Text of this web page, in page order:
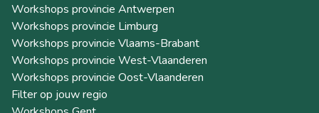
Workshops provincie Antwerpen
Workshops provincie Limburg
Workshops provincie Vlaams-Brabant
Workshops provincie West-Vlaanderen
Workshops provincie Oost-Vlaanderen
Filter op jouw regio